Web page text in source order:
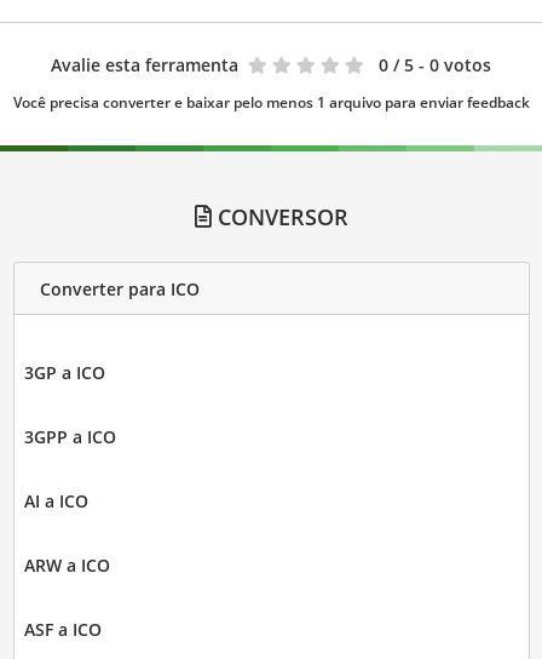
Avalie esta ferramenta 0 / 5 - 0 votos
Você precisa converter e baixar pelo menos 1 arquivo para enviar feedback
CONVERSOR
Converter para ICO
3GP a ICO
3GPP a ICO
AI a ICO
ARW a ICO
ASF a ICO